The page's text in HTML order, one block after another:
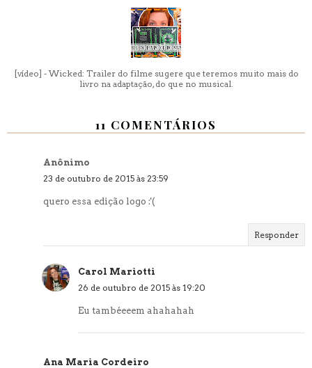
[vídeo] - Wicked: Trailer do filme sugere que teremos muito mais do
livro na adaptação, do que no musical.
11 COMENTÁRIOS
Anônimo
23 de outubro de 2015 às 23:59
quero essa edição logo :'(
Responder
Carol Mariotti
26 de outubro de 2015 às 19:20
Eu tambéeeem ahahahah
Ana Maria Cordeiro